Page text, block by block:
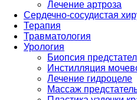
Лечение артроза
Сердечно-сосудистая
Терапия
Травматология
Урология
Биопсия
Инстилляция
Лечение гидроцеле
Массаж